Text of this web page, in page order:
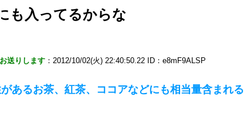
も入ってるからな
送りします ：2012/10/02(火) 22:40:50.22 ID：e8mF9ALSP
あるお茶、紅茶、ココアなどにも相当量含まれる